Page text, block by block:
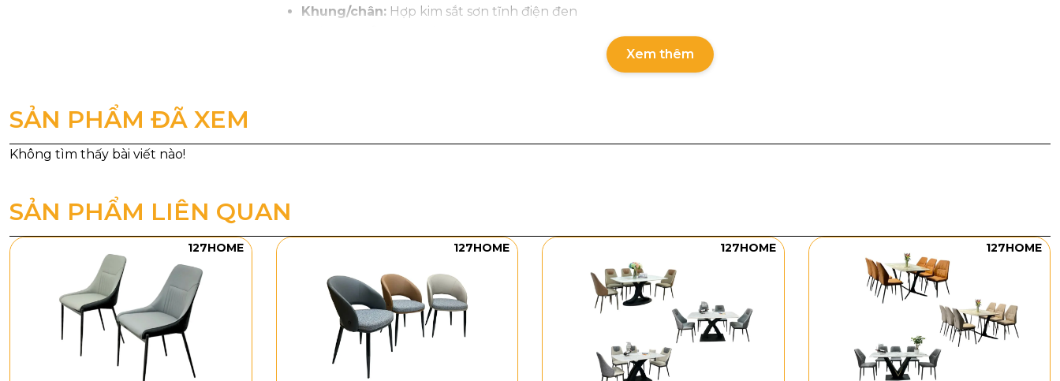
Khung/chân: Hợp kim sắt sơn tĩnh điện đen
Giao nhanh toàn quốc – đóng thùng cẩn thận, chống trầy xước, bể vỡ
Xem thêm
SẢN PHẨM ĐÃ XEM
SẢN PHẨM LIÊN QUAN
127HOME 127HOME 127HOME 127HOME